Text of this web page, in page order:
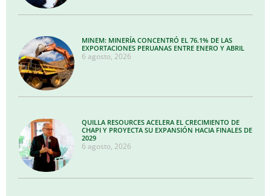
MINEM: MINERÍA CONCENTRÓ EL 76.1% DE LAS
EXPORTACIONES PERUANAS ENTRE ENERO Y ABRIL
6 agosto, 2026
QUILLA RESOURCES ACELERA EL CRECIMIENTO DE
CHAPI Y PROYECTA SU EXPANSIÓN HACIA FINALES DE
2029
6 agosto, 2026